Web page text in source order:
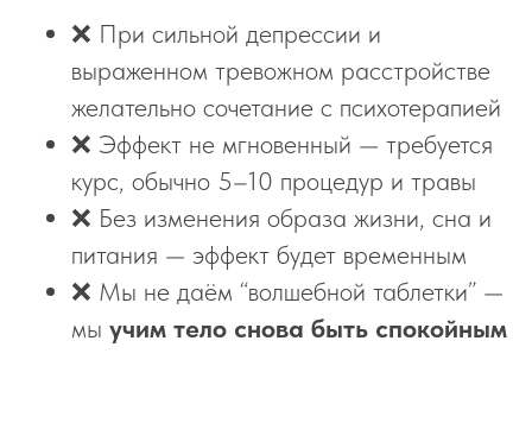
❌ При сильной депрессии и
выраженном тревожном расстройстве
желательно сочетание с психотерапией
❌ Эффект не мгновенный — требуется
курс, обычно 5–10 процедур и травы
❌ Без изменения образа жизни, сна и
питания — эффект будет временным
❌ Мы не даём “волшебной таблетки” —
мы учим тело снова быть спокойным